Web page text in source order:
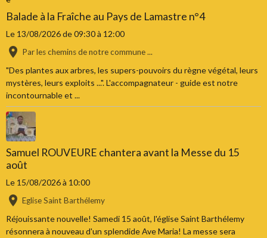
Balade à la Fraîche au Pays de Lamastre n°4
Le 13/08/2026de 09:30à 12:00
Par les chemins de notre commune ...
"Des plantes aux arbres, les supers-pouvoirs du règne végétal, leurs
mystères, leurs exploits ...". L'accompagnateur - guide est notre
incontournable et ...
Samuel ROUVEURE chantera avant la Messe du 15
août
Le 15/08/2026à 10:00
Eglise Saint Barthélemy
Réjouissante nouvelle! Samedi 15 août, l'église Saint Barthélemy
résonnera à nouveau d'un splendide Ave Maria! La messe sera